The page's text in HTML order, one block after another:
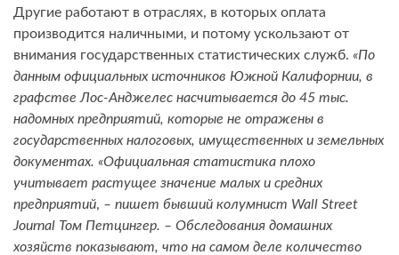
Другие работают в отраслях, в которых оплата
производится наличными, и потому ускользают от
внимания государственных статистических служб. «По
данным официальных источников Южной Калифорнии, в
графстве Лос-Анджелес насчитывается до 45 тыс.
надомных предприятий, которые не отражены в
государственных налоговых, имущественных и земельных
документах. «Официальная статистика плохо
учитывает растущее значение малых и средних
предприятий, – пишет бывший колумнист Wall Street
Journal Том Петцингер. – Обследования домашних
хозяйств показывают, что на самом деле количество